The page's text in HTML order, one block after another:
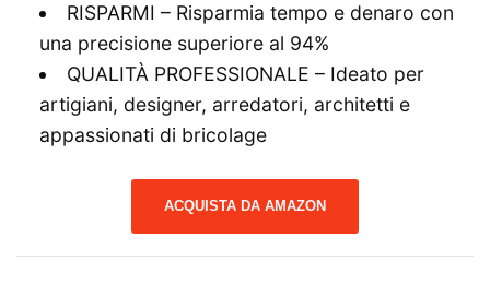
RISPARMI – Risparmia tempo e denaro con
una precisione superiore al 94%
QUALITÀ PROFESSIONALE – Ideato per
artigiani, designer, arredatori, architetti e
appassionati di bricolage
ACQUISTA DA AMAZON